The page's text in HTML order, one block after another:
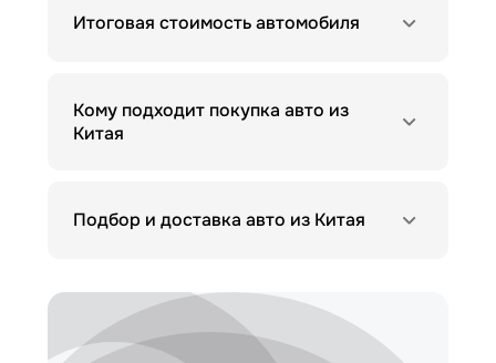
Итоговая стоимость автомобиля
Кому подходит покупка авто из
Китая
Подбор и доставка авто из Китая